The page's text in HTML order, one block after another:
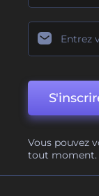
Vous pouvez
tout moment.